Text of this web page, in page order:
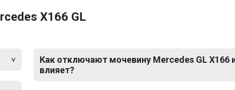
X166 GL
Как отключают мочевину Mercedes GL X166
влияет?